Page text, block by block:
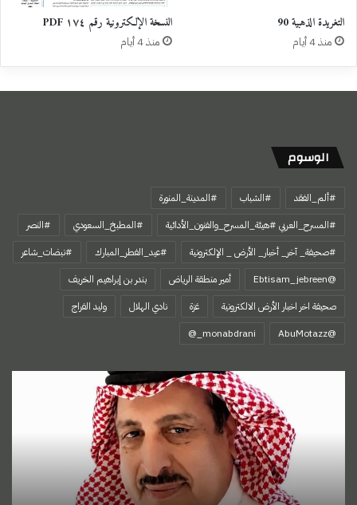
التغريدة الذهبية 90
منذ 4 أيام
النسخة الإلكترونية رقم ١٧٤ PDF
منذ 4 أيام
الوسوم
#ألم_الفقد #الشباب
#المدينة_المنورة
#المسرح_العربي #هيئة_المسرح_والفنون_الأدائية
#المطبخ_السعودي
#النصر
#صحيفة_ آخر_ أخبار_ الأرض _ الإلكترونية
#عيد_الفطر_المبارك
#نبضات_شاعر
@Ebtisam_jebreen
أمير منطقة الرياض
بندر بن إبراهيم الخريف
صحيفة اخر اخبار الأرض الالكترونية
غزة نادي الهلال
وليد الفراج
‏@AbuMotazz